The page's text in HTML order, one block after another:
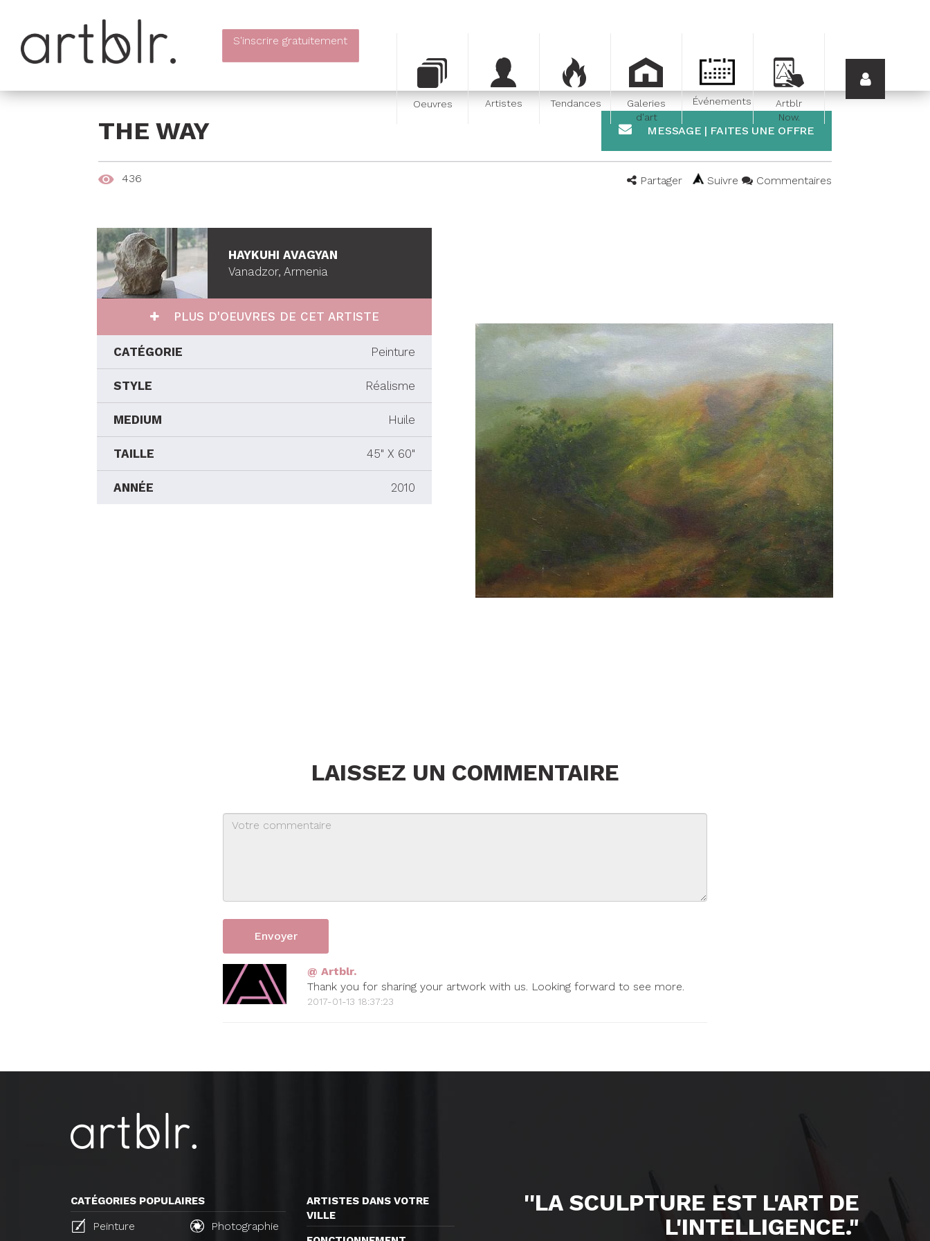
S'inscrire gratuitement
Oeuvres Artistes Tendances
Galeries
d'art
Événements
Artblr
Now.
THE WAY MESSAGE | FAITES UNE OFFRE
436 Partager Suivre Commentaires
HAYKUHI AVAGYAN
Vanadzor, Armenia
PLUS D'OEUVRES DE CET ARTISTE
CATÉGORIE Peinture
STYLE Réalisme
MEDIUM Huile
TAILLE 45" X 60"
ANNÉE 2010
LAISSEZ UN COMMENTAIRE
@ Artblr.
Thank you for sharing your artwork with us. Looking forward to see more.
2017-01-13 18:37:23
CATÉGORIES POPULAIRES
Peinture Photographie
ARTISTES DANS VOTRE
VILLE
''LA SCULPTURE EST L'ART DE
L'INTELLIGENCE."